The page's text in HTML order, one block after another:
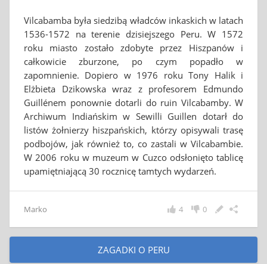
Vilcabamba była siedzibą władców inkaskich w latach
1536-1572 na terenie dzisiejszego Peru. W 1572
roku miasto zostało zdobyte przez Hiszpanów i
całkowicie zburzone, po czym popadło w
zapomnienie. Dopiero w 1976 roku Tony Halik i
Elżbieta Dzikowska wraz z profesorem Edmundo
Guillénem ponownie dotarli do ruin Vilcabamby. W
Archiwum Indiańskim w Sewilli Guillen dotarł do
listów żołnierzy hiszpańskich, którzy opisywali trasę
podbojów, jak również to, co zastali w Vilcabambie.
W 2006 roku w muzeum w Cuzco odsłonięto tablicę
upamiętniającą 30 rocznicę tamtych wydarzeń.
Marko 0
4
ZAGADKI O PERU